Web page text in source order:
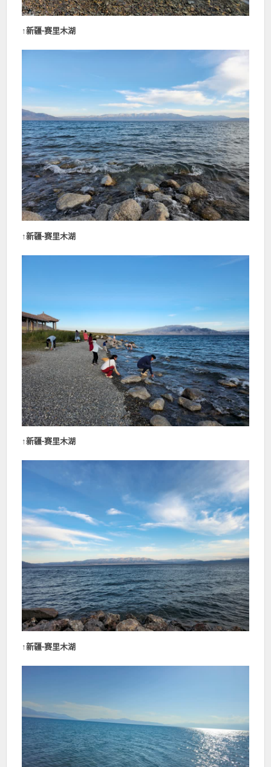
↑新疆-赛里木湖
↑新疆-赛里木湖
↑新疆-赛里木湖
↑新疆-赛里木湖